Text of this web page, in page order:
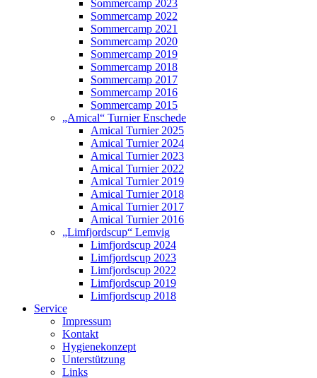
Sommercamp 2023
Sommercamp 2022
Sommercamp 2021
Sommercamp 2020
Sommercamp 2019
Sommercamp 2018
Sommercamp 2017
Sommercamp 2016
Sommercamp 2015
„Amical“ Turnier Enschede
Amical Turnier 2025
Amical Turnier 2024
Amical Turnier 2023
Amical Turnier 2022
Amical Turnier 2019
Amical Turnier 2018
Amical Turnier 2017
Amical Turnier 2016
„Limfjordscup“ Lemvig
Limfjordscup 2024
Limfjordscup 2023
Limfjordscup 2022
Limfjordscup 2019
Limfjordscup 2018
Service
Impressum
Kontakt
Hygienekonzept
Unterstützung
Links